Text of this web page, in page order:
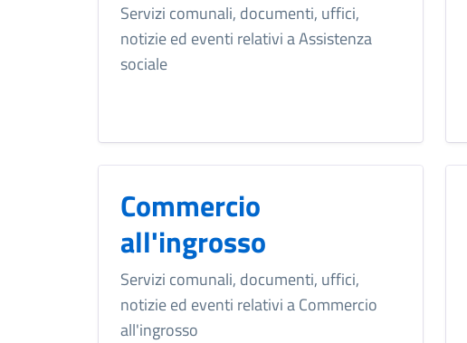
Servizi comunali, documenti, uffici,
notizie ed eventi relativi a Assistenza
sociale
Commercio
all'ingrosso
Servizi comunali, documenti, uffici,
notizie ed eventi relativi a Commercio
all'ingrosso